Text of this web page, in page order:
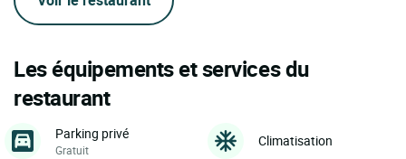
Les équipements et services du
restaurant
Parking privé
Gratuit
Climatisation